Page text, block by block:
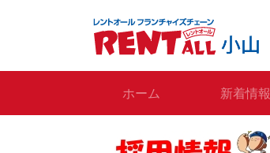
ホーム 新着情報